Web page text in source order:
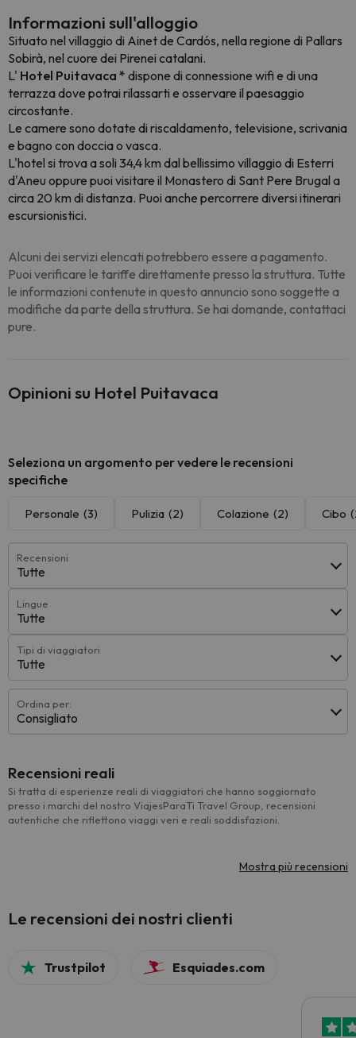
Informazioni sull'alloggio
Situato nel villaggio di Ainet de Cardós, nella regione di Pallars
Sobirà, nel cuore dei Pirenei catalani.
L' Hotel Puitavaca * dispone di connessione wifi e di una
terrazza dove potrai rilassarti e osservare il paesaggio
circostante.
Le camere sono dotate di riscaldamento, televisione, scrivania
e bagno con doccia o vasca.
L'hotel si trova a soli 34,4 km dal bellissimo villaggio di Esterri
d'Aneu oppure puoi visitare il Monastero di Sant Pere Brugal a
circa 20 km di distanza. Puoi anche percorrere diversi itinerari
escursionistici.
Alcuni dei servizi elencati potrebbero essere a pagamento.
Puoi verificare le tariffe direttamente presso la struttura. Tutte
le informazioni contenute in questo annuncio sono soggette a
modifiche da parte della struttura. Se hai domande, contattaci
pure.
Opinioni su Hotel Puitavaca
Seleziona un argomento per vedere le recensioni
specifiche
Personale (3) Pulizia (2) Colazione (2) Cibo
Recensioni
Tutte
Lingue
Tutte
Tipi di viaggiatori
Tutte
Ordina per:
Consigliato
Recensioni reali
Si tratta di esperienze reali di viaggiatori che hanno soggiornato
presso i marchi del nostro ViajesParaTi Travel Group, recensioni
autentiche che riflettono viaggi veri e reali soddisfazioni.
Mostra più recensioni
Le recensioni dei nostri clienti
Trustpilot Esquiades.com